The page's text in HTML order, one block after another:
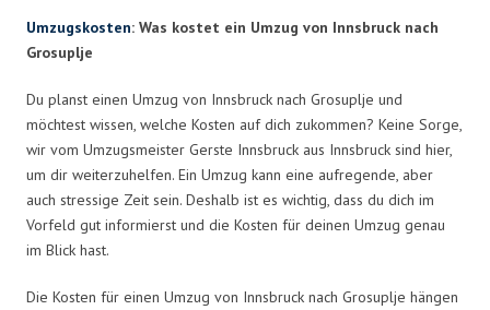
Umzugskosten: Was kostet ein Umzug von Innsbruck nach
Grosuplje
Du planst einen Umzug von Innsbruck nach Grosuplje und
möchtest wissen, welche Kosten auf dich zukommen? Keine Sorge,
wir vom Umzugsmeister Gerste Innsbruck aus Innsbruck sind hier,
um dir weiterzuhelfen. Ein Umzug kann eine aufregende, aber
auch stressige Zeit sein. Deshalb ist es wichtig, dass du dich im
Vorfeld gut informierst und die Kosten für deinen Umzug genau
im Blick hast.
Die Kosten für einen Umzug von Innsbruck nach Grosuplje hängen